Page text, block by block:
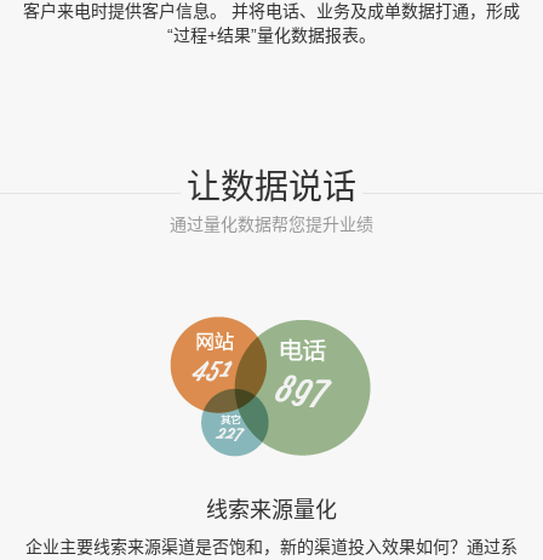
客户来电时提供客户信息。 并将电话、业务及成单数据打通，形成
“过程+结果”量化数据报表。
让数据说话
通过量化数据帮您提升业绩
线索来源量化
企业主要线索来源渠道是否饱和，新的渠道投入效果如何？通过系